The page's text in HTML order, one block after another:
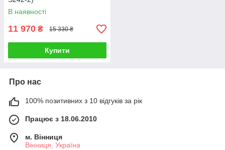
В наявності
11 970 ₴ 15 330 ₴
Купити
Про нас
100% позитивних з 10 відгуків за рік
Працює з 18.06.2010
м. Вінниця
Вінниця, Україна